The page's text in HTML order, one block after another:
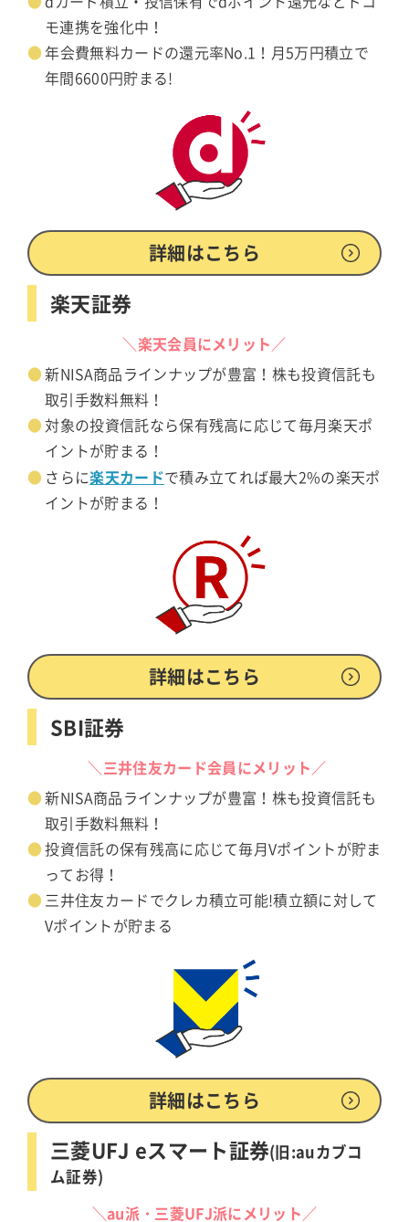
モ連携を強化中！
年会費無料カードの還元率No.1！月5万円積立で
年間6600円貯まる!
詳細はこちら
楽天証券
＼楽天会員にメリット／
新NISA商品ラインナップが豊富！株も投資信託も
取引手数料無料！
対象の投資信託なら保有残高に応じて毎月楽天ポ
イントが貯まる！
さらに楽天カードで積み立てれば最大2%の楽天ポ
イントが貯まる！
詳細はこちら
SBI証券
＼三井住友カード会員にメリット／
新NISA商品ラインナップが豊富！株も投資信託も
取引手数料無料！
投資信託の保有残高に応じて毎月Vポイントが貯ま
ってお得！
三井住友カードでクレカ積立可能!積立額に対して
Vポイントが貯まる
詳細はこちら
三菱UFJ eスマート証券(旧:auカブコ
ム証券)
＼au派・三菱UFJ派にメリット／